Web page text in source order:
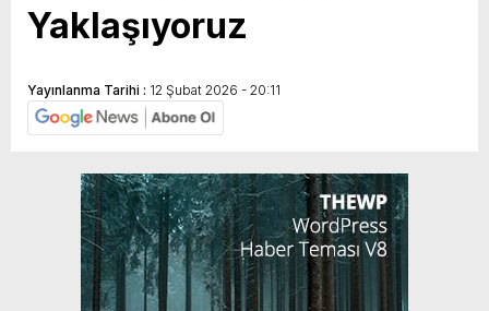
Yaklaşıyoruz
Yayınlanma Tarihi : 12 Şubat 2026 - 20:11